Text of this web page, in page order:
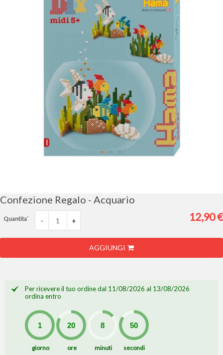
galleria
di
immagini
Confezione Regalo - Acquario
Quantita` - +
AGGIUNGI
12,90 €
Per ricevere il tuo ordine dal 11/08/2026 al 13/08/2026
ordina entro
giorno ore minuti secondi